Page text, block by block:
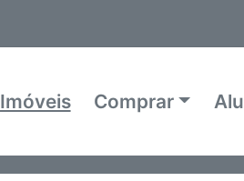
Imóveis Comprar